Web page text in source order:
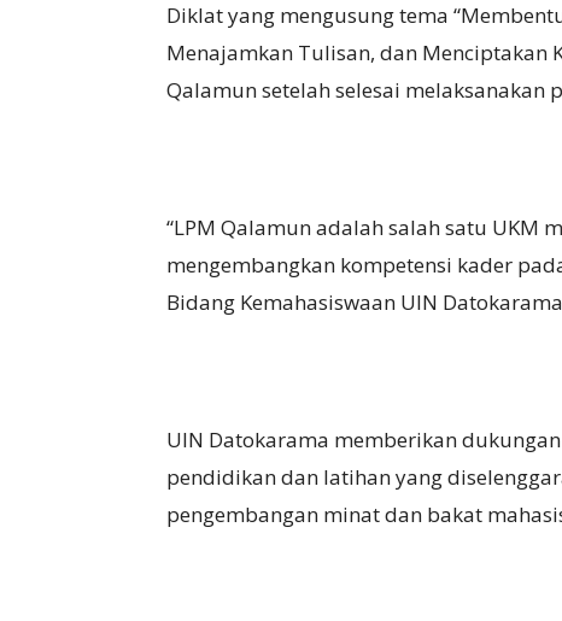
Diklat yang mengusung tema
Menajamkan Tulisan, dan Menciptakan
Qalamun setelah selesai melaksanakan
“LPM Qalamun adalah salah satu UKM
mengembangkan kompetensi kader
Bidang Kemahasiswaan UIN
UIN Datokarama memberikan
pendidikan dan latihan yang
pengembangan minat dan bakat